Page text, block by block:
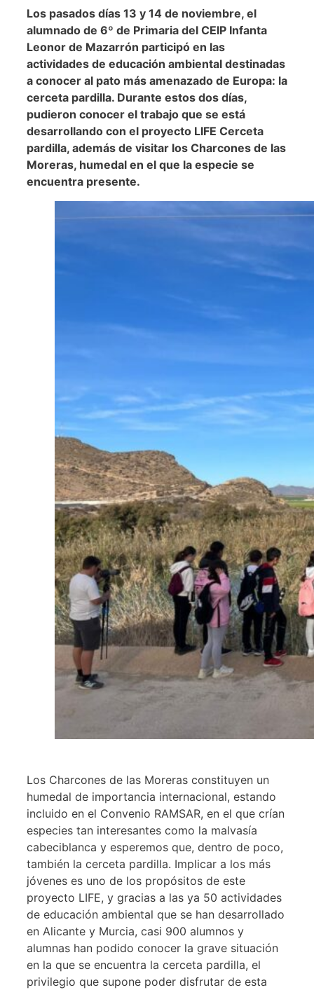
Los pasados días 13 y 14 de noviembre, el
alumnado de 6º de Primaria del CEIP Infanta
Leonor de Mazarrón participó en las
actividades de educación ambiental destinadas
a conocer al pato más amenazado de Europa: la
cerceta pardilla. Durante estos dos días,
pudieron conocer el trabajo que se está
desarrollando con el proyecto LIFE Cerceta
pardilla, además de visitar los Charcones de las
Moreras, humedal en el que la especie se
encuentra presente.
Los Charcones de las Moreras constituyen un
humedal de importancia internacional, estando
incluido en el Convenio RAMSAR, en el que crían
especies tan interesantes como la malvasía
cabeciblanca y esperemos que, dentro de poco,
también la cerceta pardilla. Implicar a los más
jóvenes es uno de los propósitos de este
proyecto LIFE, y gracias a las ya 50 actividades
de educación ambiental que se han desarrollado
en Alicante y Murcia, casi 900 alumnos y
alumnas han podido conocer la grave situación
en la que se encuentra la cerceta pardilla, el
privilegio que supone poder disfrutar de esta